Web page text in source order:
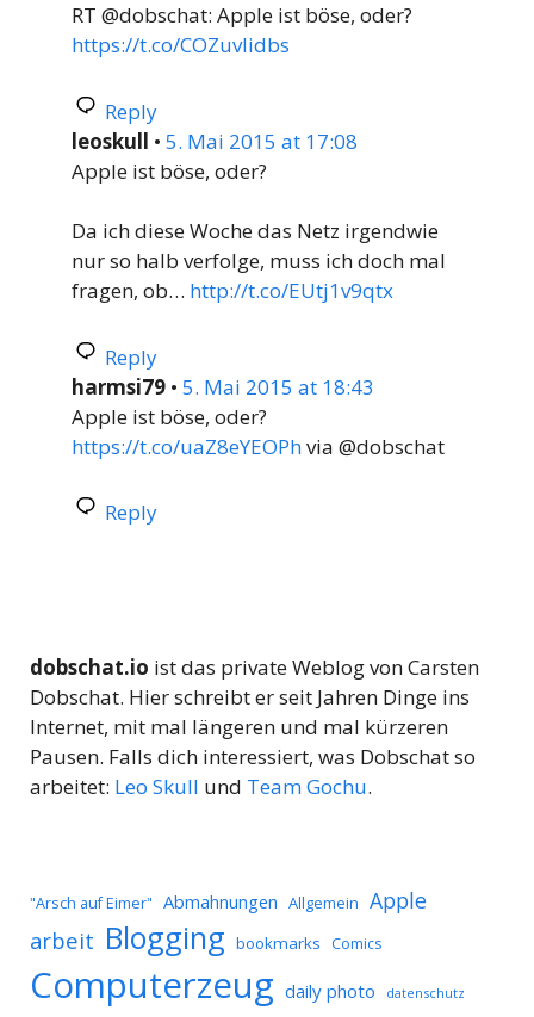
RT @dobschat: Apple ist böse, oder?
https://t.co/COZuvlidbs
Reply
leoskull • 5. Mai 2015 at 17:08
Apple ist böse, oder?
Da ich diese Woche das Netz irgendwie
nur so halb verfolge, muss ich doch mal
fragen, ob… http://t.co/EUtj1v9qtx
Reply
harmsi79 • 5. Mai 2015 at 18:43
Apple ist böse, oder?
https://t.co/uaZ8eYEOPhvia @dobschat
Reply
dobschat.io ist das private Weblog von Carsten
Dobschat. Hier schreibt er seit Jahren Dinge ins
Internet, mit mal längeren und mal kürzeren
Pausen. Falls dich interessiert, was Dobschat so
arbeitet: Leo Skull und Team Gochu.
"Arsch auf Eimer" Abmahnungen Allgemein Apple
arbeit Blogging bookmarks Comics
Computerzeug daily photo datenschutz